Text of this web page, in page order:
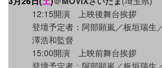
12:15開演 上映後舞台挨拶
登壇予定者：阿部顕嵐／板垣瑞生
澤浩和監督
15:00開演 上映前舞台挨拶